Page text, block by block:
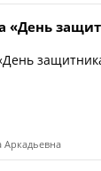
«День
Аркадьевна